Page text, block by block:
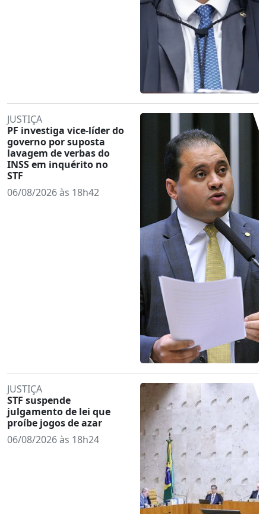
JUSTIÇA
PF investiga vice-líder do
governo por suposta
lavagem de verbas do
INSS em inquérito no
STF
06/08/2026 às 18h42
JUSTIÇA
STF suspende
julgamento de lei que
proíbe jogos de azar
06/08/2026 às 18h24